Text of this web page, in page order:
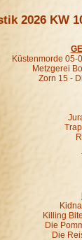
2026 KW
Küstenmorde 05-
Metzgerei
Zorn 15 -
Killing
Die
Die